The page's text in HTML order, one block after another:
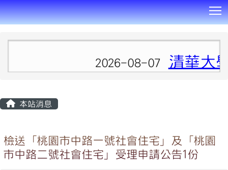
2026-08-07 清華大
本站消息
檢送「桃園市中路一號社會住宅」及「桃園
市中路二號社會住宅」受理申請公告1份